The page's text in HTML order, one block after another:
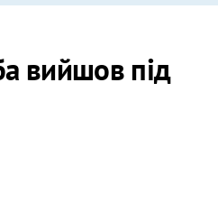
вийшов під